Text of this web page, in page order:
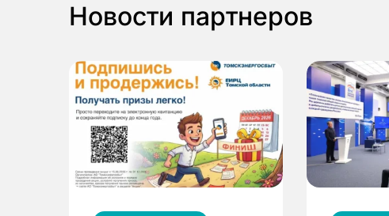
Новости партнеров